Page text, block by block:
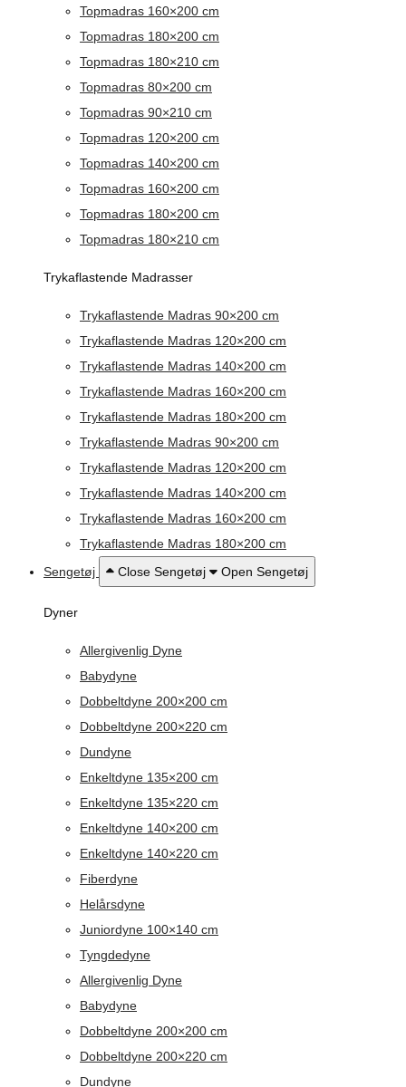
Topmadras 160×200 cm
Topmadras 180×200 cm
Topmadras 180×210 cm
Topmadras 80×200 cm
Topmadras 90×210 cm
Topmadras 120×200 cm
Topmadras 140×200 cm
Topmadras 160×200 cm
Topmadras 180×200 cm
Topmadras 180×210 cm
Trykaflastende Madrasser
Trykaflastende Madras 90×200 cm
Trykaflastende Madras 120×200 cm
Trykaflastende Madras 140×200 cm
Trykaflastende Madras 160×200 cm
Trykaflastende Madras 180×200 cm
Trykaflastende Madras 90×200 cm
Trykaflastende Madras 120×200 cm
Trykaflastende Madras 140×200 cm
Trykaflastende Madras 160×200 cm
Trykaflastende Madras 180×200 cm
Sengetøj
Close Sengetøj Open Sengetøj
Dyner
Allergivenlig Dyne
Babydyne
Dobbeltdyne 200×200 cm
Dobbeltdyne 200×220 cm
Dundyne
Enkeltdyne 135×200 cm
Enkeltdyne 135×220 cm
Enkeltdyne 140×200 cm
Enkeltdyne 140×220 cm
Fiberdyne
Helårsdyne
Juniordyne 100×140 cm
Tyngdedyne
Allergivenlig Dyne
Babydyne
Dobbeltdyne 200×200 cm
Dobbeltdyne 200×220 cm
Dundyne